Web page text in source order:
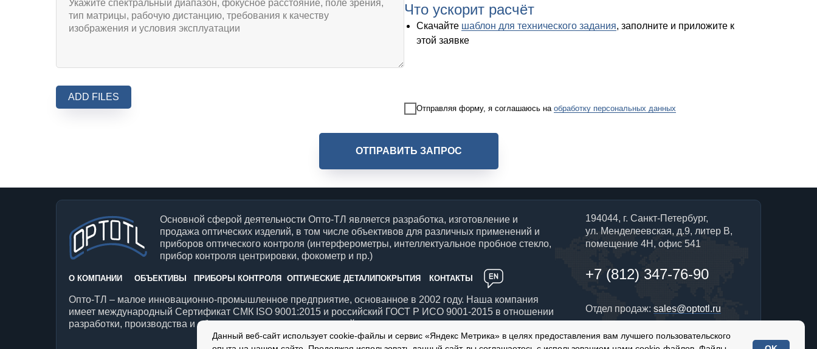
Что ускорит расчёт
Скачайте шаблон для технического задания, заполните и приложите к
этой заявке
ADD FILES
Отправляя форму, я соглашаюсь на обработку персональных данных
ОТПРАВИТЬ ЗАПРОС
Основной сферой деятельности Опто-ТЛ является разработка, изготовление и
продажа оптических изделий, в том числе объективов для различных применений и
приборов оптического контроля (интерферометры, интеллектуальное пробное стекло,
прибор контроля центрировки, фокометр и пр.)
О КОМПАНИИ ОБЪЕКТИВЫ ПРИБОРЫ КОНТРОЛЯ ОПТИЧЕСКИЕ ДЕТАЛИПОКРЫТИЯ КОНТАКТЫ
Опто-ТЛ – малое инновационно-промышленное предприятие, основанное в 2002 году. Наша компания
имеет международный Сертификат СМК ISO 9001:2015 и российский ГОСТ Р ИСО 9001-2015 в отношении
разработки, производства и обслуживания оптических изделий.
194044, г. Санкт-Петербург,
ул. Менделеевская, д.9, литер В,
помещение 4Н, офис 541
+7 (812) 347-76-90
Отдел продаж: sales@optotl.ru
По техническим вопросам:
Данный веб-сайт использует cookie-файлы и сервис «Яндекс Метрика» в целях предоставления вам лучшего пользовательского